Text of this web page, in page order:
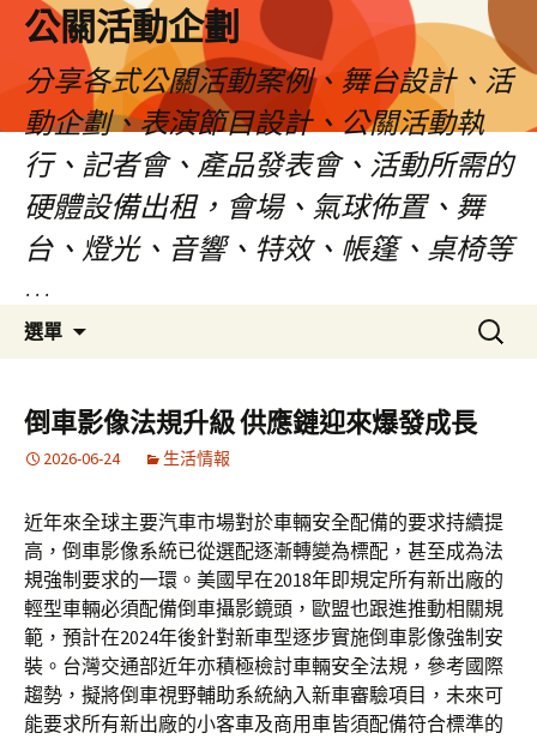
公關活動企劃
分享各式公關活動案例、舞台設計、活
動企劃、表演節目設計、公關活動執
行、記者會、產品發表會、活動所需的
硬體設備出租，會場、氣球佈置、舞
台、燈光、音響、特效、帳篷、桌椅等
…
選單
要
內
容
搜
尋
鍵
字:
倒車影像法規升級 供應鏈迎來爆發成長
2026-06-24 生活情報
近年來全球主要汽車市場對於車輛安全配備的要求持續提
高，倒車影像系統已從選配逐漸轉變為標配，甚至成為法
規強制要求的一環。美國早在2018年即規定所有新出廠的
輕型車輛必須配備倒車攝影鏡頭，歐盟也跟進推動相關規
範，預計在2024年後針對新車型逐步實施倒車影像強制安
裝。台灣交通部近年亦積極檢討車輛安全法規，參考國際
趨勢，擬將倒車視野輔助系統納入新車審驗項目，未來可
能要求所有新出廠的小客車及商用車皆須配備符合標準的